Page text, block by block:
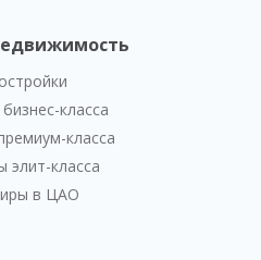
класса
класса
элит-класса
в ЦАО